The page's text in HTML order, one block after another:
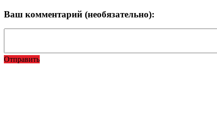
Ваш комментарий (необязательно):
Отправить